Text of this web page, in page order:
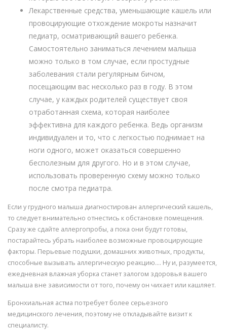
Лекарственные средства, уменьшающие кашель или
провоцирующие отхождение мокроты назначит
педиатр, осматривающий вашего ребенка.
Самостоятельно заниматься лечением малыша
можно только в том случае, если простудные
заболевания стали регулярным бичом,
посещающим вас несколько раз в году. В этом
случае, у каждых родителей существует своя
отработанная схема, которая наиболее
эффективна для каждого ребенка. Ведь организм
индивидуален и то, что с легкостью поднимает на
ноги одного, может оказаться совершенно
бесполезным для другого. Но и в этом случае,
использовать проверенную схему можно только
после смотра педиатра.
Если у грудного малыша диагностирован аллергический кашель,
то следует внимательно отнестись к обстановке помещения.
Сразу же сдайте аллергопробы, а пока они будут готовы,
постарайтесь убрать наиболее возможные провоцирующие
факторы. Перьевые подушки, домашних животных, продукты,
способные вызывать аллергическую реакцию…. Ну и, разумеется,
ежедневная влажная уборка станет залогом здоровья вашего
малыша вне зависимости от того, почему он чихает или кашляет.
Бронхиальная астма потребует более серьезного
медицинского лечения, поэтому не откладывайте визит к
специалисту.